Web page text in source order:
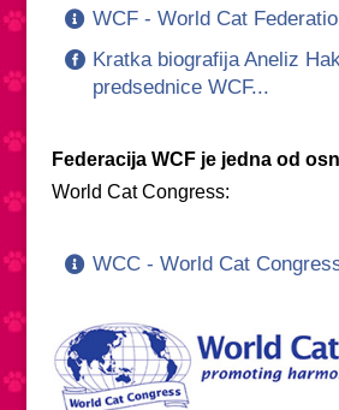
WCF - World Cat
Kratka biografija Aneliz
predsednice WCF...
Federacija WCF je jedna od
World Cat Congress:
WCC - World Cat